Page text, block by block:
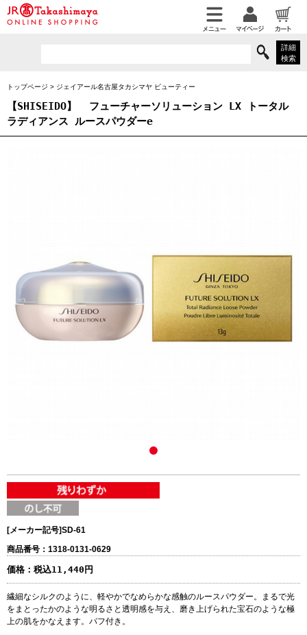
詳細
検索
トップページ > ジェイアール名古屋タカシマヤ ビューティー
【SHISEIDO】 フューチャーソリューション LX トータル
ラディアンス ルースパウダーe
[メーカー記号]SD-61
商品番号：1318-0131-0629
価格： 税込11,440円
繊細なシルクのように、軽やかでなめらかな感触のルースパウダー。まるで光
をまとったかのような明るさと透明感を与え、磨き上げられた宝石のような極
上の肌をかなえます。パフ付き。